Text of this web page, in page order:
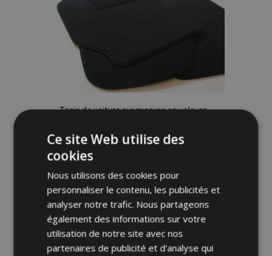
d'achats
Tapis de voiture sur mesure en velours
Ajouter Au Panier
Ajouter
à la
liste
Ce site Web utilise des
cookies
Nous utilisons des cookies pour
personnaliser le contenu, les publicités et
analyser notre trafic. Nous partageons
également des informations sur votre
utilisation de notre site avec nos
partenaires de publicité et d'analyse qui